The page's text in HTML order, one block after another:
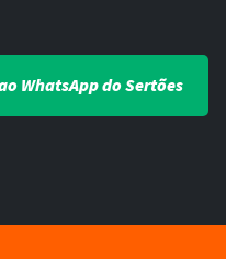
WhatsApp do Sertões